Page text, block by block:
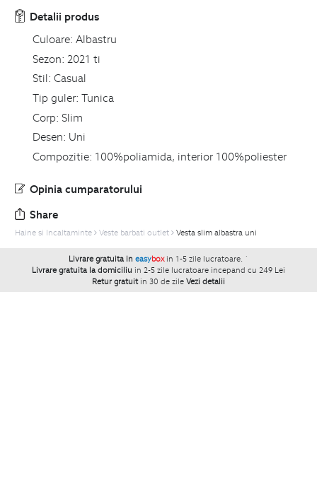
Detalii produs
Culoare: Albastru
Sezon: 2021 ti
Stil: Casual
Tip guler: Tunica
Corp: Slim
Desen: Uni
Compozitie: 100%poliamida, interior 100%poliester
Opinia cumparatorului
Share
Haine si Incaltaminte Veste barbati outlet Vesta slim albastra uni
Livrare gratuita in easybox in 1-5 zile lucratoare. `
Livrare gratuita la domiciliu in 2-5 zile lucratoare incepand cu 249 Lei
Retur gratuit in 30 de zile Vezi detalii